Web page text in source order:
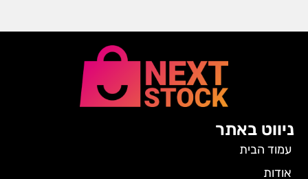
ניווט באתר
עמוד הבית
אודות